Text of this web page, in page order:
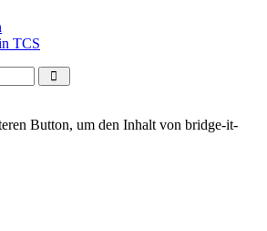
TCS
Button, um den Inhalt von bridge-it-